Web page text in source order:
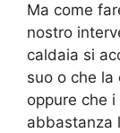
Ma come
nostro
caldaia si
suo o che la
oppure che
abbastanza